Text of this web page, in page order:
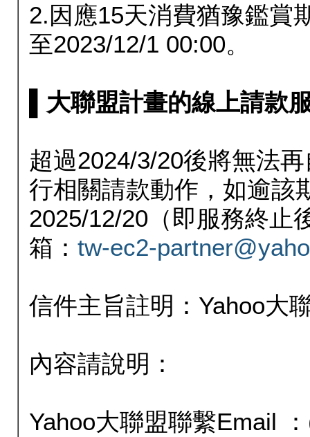
2.因應15天消費猶豫鑑賞
至2023/12/1 00:00。
▌大聯盟計畫的線上請款
超過2024/3/20後將無法
行相關請款動作，如逾該
2025/12/20（即服務終止
箱： tw-ec2-
信件主旨註明：Yahoo大
內容請說明：
Yahoo大聯盟聯繫Email